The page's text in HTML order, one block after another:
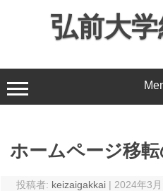
へ
プ
弘前大
ホームページ移
投稿者: keizaigakkai | 2024年3